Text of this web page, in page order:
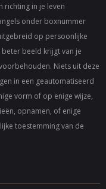
richting in je leven
onder boxnummer
op persoonlijke
beeld krijgt van je
Niets uit deze
in een geautomatiseerd
vorm of op enige wijze,
opnamen, of enige
toestemming van de